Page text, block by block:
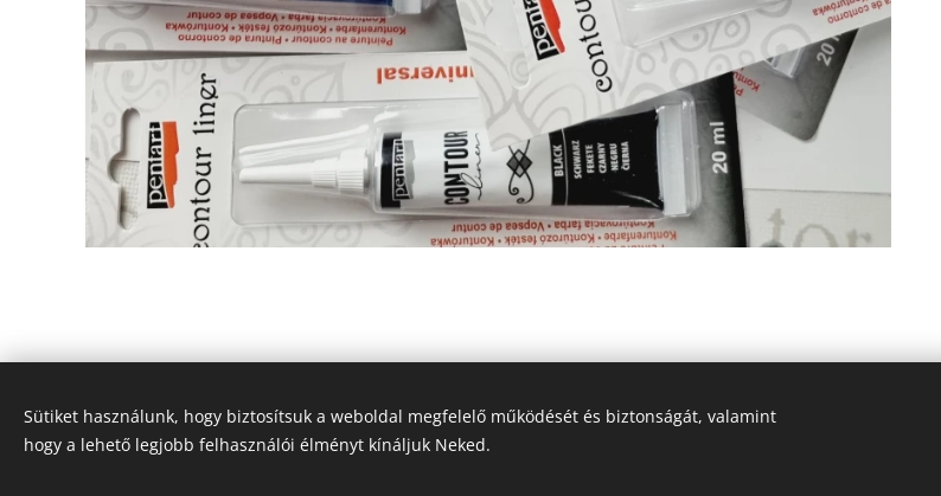
© Vadász Orsolya - Minden jog fenntartva
Sütiket használunk, hogy biztosítsuk a weboldal megfelelő működését és biztonságát, valamint
hogy a lehető legjobb felhasználói élményt kínáljuk Neked.